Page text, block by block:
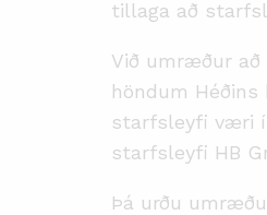
tillaga að
Við umræður
höndum
starfsleyfi væri í
starfsleyfi HB
Þá urðu